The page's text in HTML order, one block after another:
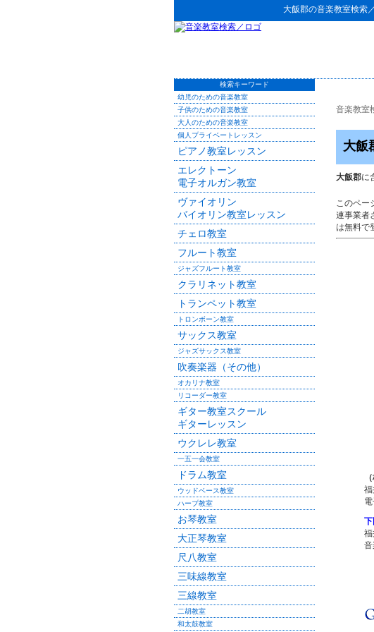
大飯郡の音楽教室検索
音楽教室
大飯
大飯郡に
このペー
連事業者
は無料で
福
福
検索キーワード
幼児のための音楽教室
子供のための音楽教室
大人のための音楽教室
個人プライベートレッスン
ピアノ教室レッスン
エレクトーン
電子オルガン教室
ヴァイオリン
バイオリン教室レッスン
チェロ教室
フルート教室
ジャズフルート教室
クラリネット教室
トランペット教室
トロンボーン教室
サックス教室
ジャズサックス教室
吹奏楽器（その他）
オカリナ教室
リコーダー教室
ギター教室スクール
ギターレッスン
ウクレレ教室
一五一会教室
ドラム教室
ウッドベース教室
ハープ教室
お琴教室
大正琴教室
尺八教室
三味線教室
三線教室
二胡教室
和太鼓教室